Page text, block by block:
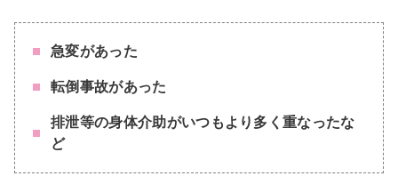
急変があった
転倒事故があった
排泄等の身体介助がいつもより多く重なったな
ど